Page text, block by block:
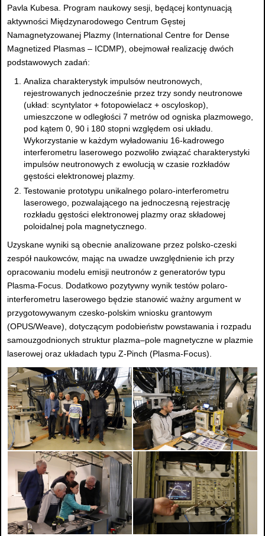
Pavla Kubesa. Program naukowy sesji, będącej kontynuacją
aktywności Międzynarodowego Centrum Gęstej
Namagnetyzowanej Plazmy (International Centre for Dense
Magnetized Plasmas – ICDMP), obejmował realizację dwóch
podstawowych zadań:
Analiza charakterystyk impulsów neutronowych,
rejestrowanych jednocześnie przez trzy sondy neutronowe
(układ: scyntylator + fotopowielacz + oscyloskop),
umieszczone w odległości 7 metrów od ogniska plazmowego,
pod kątem 0, 90 i 180 stopni względem osi układu.
Wykorzystanie w każdym wyładowaniu 16-kadrowego
interferometru laserowego pozwoliło związać charakterystyki
impulsów neutronowych z ewolucją w czasie rozkładów
gęstości elektronowej plazmy.
Testowanie prototypu unikalnego polaro-interferometru
laserowego, pozwalającego na jednoczesną rejestrację
rozkładu gęstości elektronowej plazmy oraz składowej
poloidalnej pola magnetycznego.
Uzyskane wyniki są obecnie analizowane przez polsko-czeski
zespół naukowców, mając na uwadze uwzględnienie ich przy
opracowaniu modelu emisji neutronów z generatorów typu
Plasma-Focus. Dodatkowo pozytywny wynik testów polaro-
interferometru laserowego będzie stanowić ważny argument w
przygotowywanym czesko-polskim wniosku grantowym
(OPUS/Weave), dotyczącym podobieństw powstawania i rozpadu
samouzgodnionych struktur plazma–pole magnetyczne w plazmie
laserowej oraz układach typu Z-Pinch (Plasma-Focus).